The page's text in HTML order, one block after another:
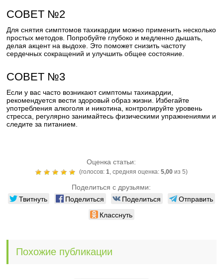
СОВЕТ №2
Для снятия симптомов тахикардии можно применить несколько
простых методов. Попробуйте глубоко и медленно дышать,
делая акцент на выдохе. Это поможет снизить частоту
сердечных сокращений и улучшить общее состояние.
СОВЕТ №3
Если у вас часто возникают симптомы тахикардии,
рекомендуется вести здоровый образ жизни. Избегайте
употребления алкоголя и никотина, контролируйте уровень
стресса, регулярно занимайтесь физическими упражнениями и
следите за питанием.
Оценка статьи:
(голосов: 1, средняя оценка: 5,00из 5)
Поделиться с друзьями:
Твитнуть Поделиться Поделиться
Отправить
Класснуть
Похожие публикации